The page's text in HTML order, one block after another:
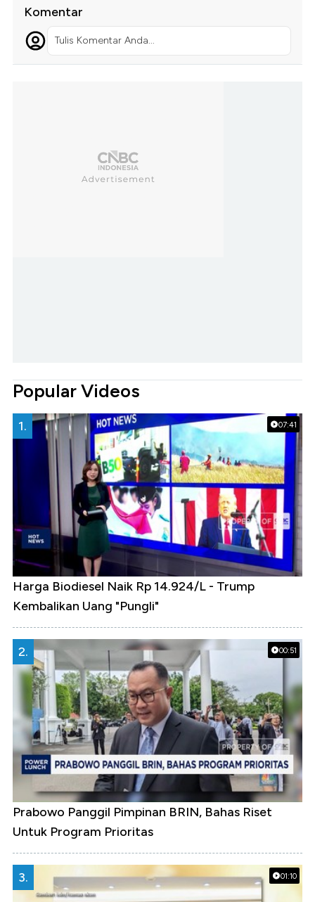
Komentar
Tulis Komentar Anda...
Popular Videos
07:41
1.
Harga Biodiesel Naik Rp 14.924/L - Trump
Kembalikan Uang "Pungli"
00:51
2.
Prabowo Panggil Pimpinan BRIN, Bahas Riset
Untuk Program Prioritas
01:10
3.